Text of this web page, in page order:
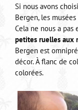
Si nous avons
Bergen, les
Cela ne nous a
petites ruelles aux
Bergen est
décor. À flanc de
colorées.